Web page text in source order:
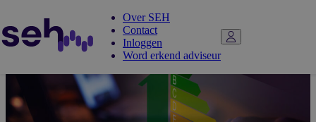
Over SEH
Contact
Inloggen
Word erkend adviseur